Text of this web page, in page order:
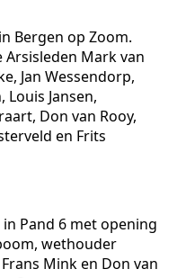
Bergen op Zoom.
Mark van
Jan Wessendorp,
Louis Jansen,
Don van Rooy,
en Frits
in Pand 6 met opening
wethouder
Mink en Don van